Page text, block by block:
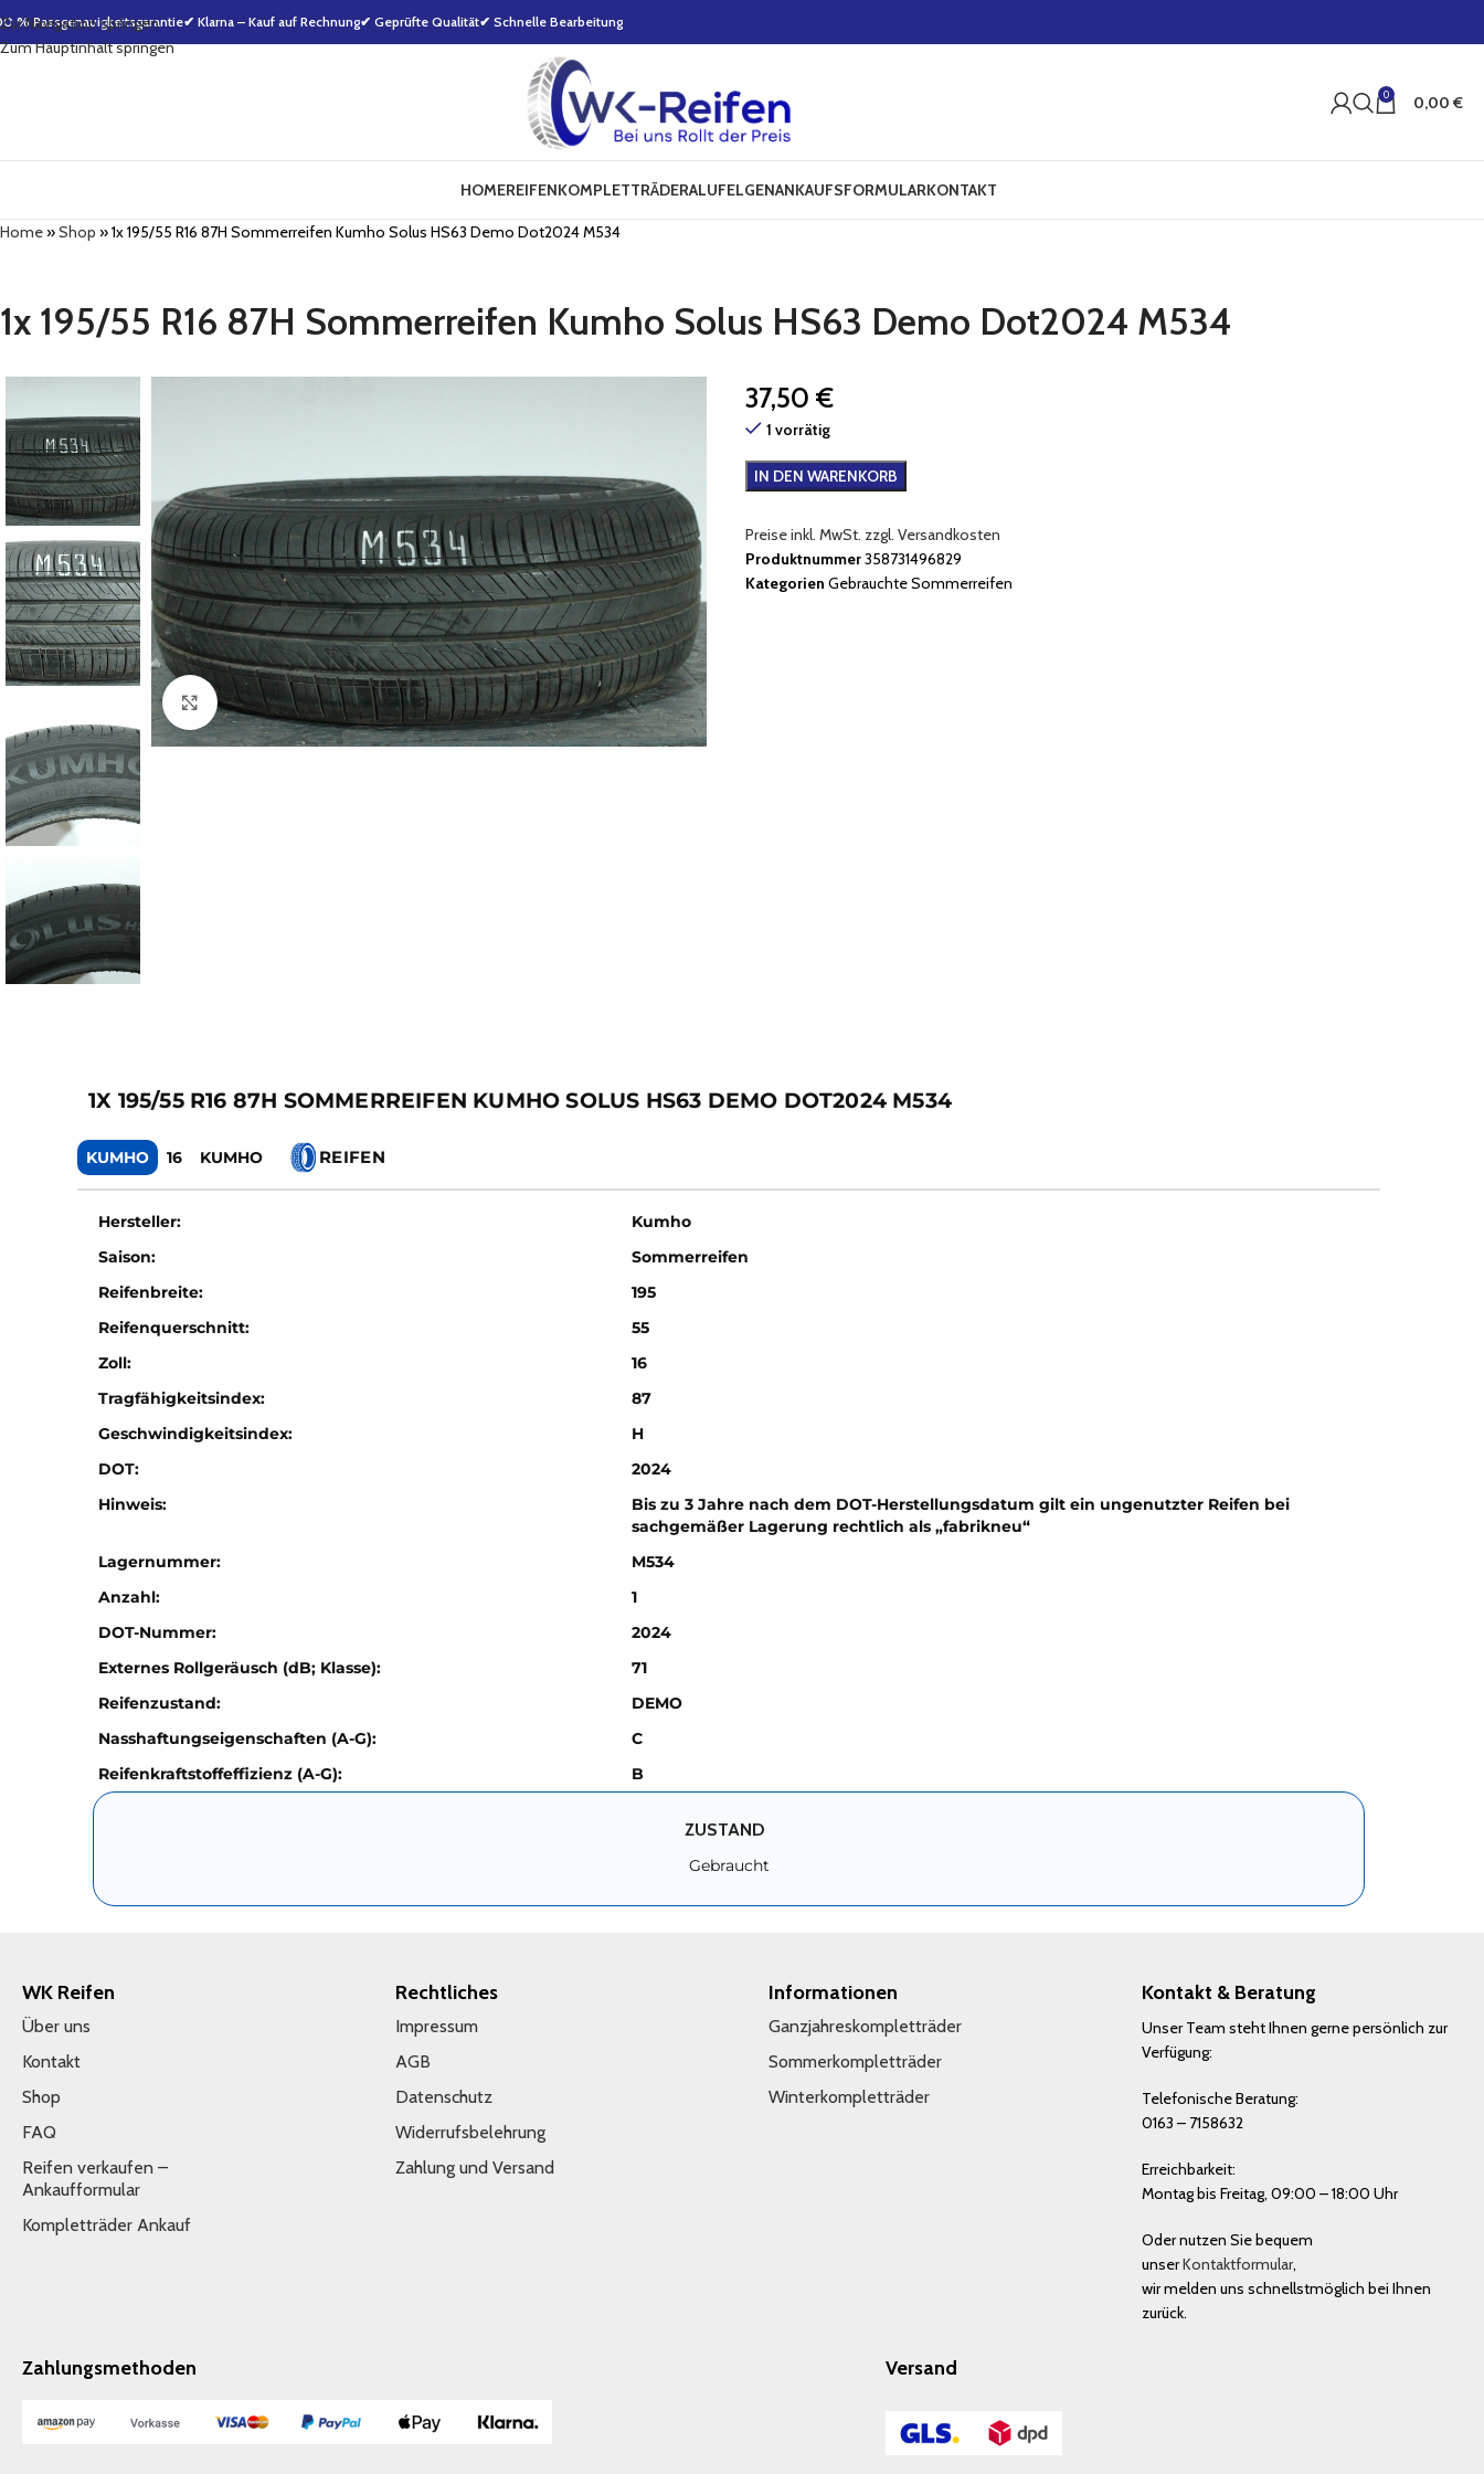
Zur Navigation springen
Zum Hauptinhalt springen
% Passgenauigkeitsgarantie✔ Klarna – Kauf auf Rechnung✔ Geprüfte Qualität✔ Schnelle Bearbeitung
0 0,00 €
HOMEREIFENKOMPLETTRÄDERALUFELGENANKAUFSFORMULARKONTAKT
Home»Shop »1x 195/55 R16 87H Sommerreifen Kumho Solus HS63 Demo Dot2024 M534
1x 195/55 R16 87H Sommerreifen Kumho Solus HS63 Demo Dot2024 M534
Zum Vergrößern klicken
37,50 €
1 vorrätig
IN DEN WARENKORB
Preise inkl. MwSt. zzgl. Versandkosten
Produktnummer358731496829
Kategorien Gebrauchte Sommerreifen
1X 195/55 R16 87H SOMMERREIFEN KUMHO SOLUS HS63 DEMO DOT2024 M534
KUMHO 16 KUMHO REIFEN
Hersteller:
Kumho
Saison:
Sommerreifen
Reifenbreite:
195
Reifenquerschnitt:
55
Zoll:
16
Tragfähigkeitsindex:
87
Geschwindigkeitsindex:
H
DOT:
2024
Hinweis:
Bis zu 3 Jahre nach dem DOT-Herstellungsdatum gilt ein ungenutzter Reifen bei
sachgemäßer Lagerung rechtlich als „fabrikneu“
Lagernummer:
M534
Anzahl:
1
DOT-Nummer:
2024
Externes Rollgeräusch (dB; Klasse):
71
Reifenzustand:
DEMO
Nasshaftungseigenschaften (A-G):
C
Reifenkraftstoffeffizienz (A-G):
B
ZUSTAND
Gebraucht
WK Reifen
Über uns
Kontakt
Shop
FAQ
Reifen verkaufen –
Ankaufformular
Kompletträder Ankauf
Rechtliches
Impressum
AGB
Datenschutz
Widerrufsbelehrung
Zahlung und Versand
Informationen
Ganzjahreskompletträder
Sommerkompletträder
Winterkompletträder
Kontakt & Beratung
Unser Team steht Ihnen gerne persönlich zur
Verfügung:
Telefonische Beratung:
0163 – 7158632
Erreichbarkeit:
Montag bis Freitag, 09:00 – 18:00 Uhr
Oder nutzen Sie bequem
unserKontaktformular,
wir melden uns schnellstmöglich bei Ihnen
zurück.
Zahlungsmethoden Versand